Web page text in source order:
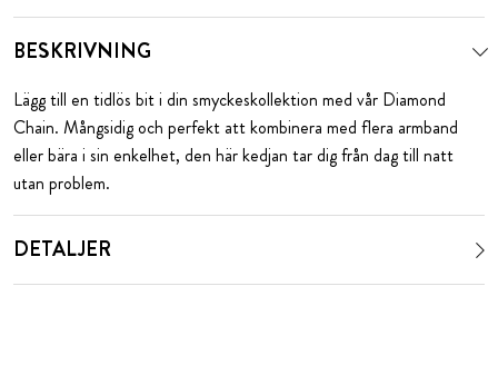
BESKRIVNING
Lägg till en tidlös bit i din smyckeskollektion med vår Diamond
Chain. Mångsidig och perfekt att kombinera med flera armband
eller bära i sin enkelhet, den här kedjan tar dig från dag till natt
utan problem.
DETALJER